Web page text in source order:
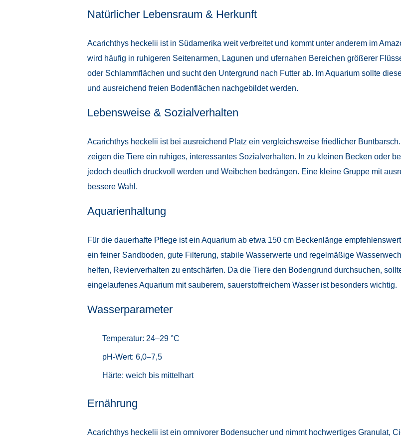
Natürlicher Lebensraum & Herkunft
Acarichthys heckelii ist in Südamerika weit verbreitet und kommt unter anderem im
wird häufig in ruhigeren Seitenarmen, Lagunen und ufernahen Bereichen größerer
oder Schlammflächen und sucht den Untergrund nach Futter ab. Im Aquarium sollte
und ausreichend freien Bodenflächen nachgebildet werden.
Lebensweise & Sozialverhalten
Acarichthys heckelii ist bei ausreichend Platz ein vergleichsweise friedlicher
zeigen die Tiere ein ruhiges, interessantes Sozialverhalten. In zu kleinen Becken oder
jedoch deutlich druckvoll werden und Weibchen bedrängen. Eine kleine Gruppe mit
bessere Wahl.
Aquarienhaltung
Für die dauerhafte Pflege ist ein Aquarium ab etwa 150 cm Beckenlänge
ein feiner Sandboden, gute Filterung, stabile Wasserwerte und regelmäßige
helfen, Revierverhalten zu entschärfen. Da die Tiere den Bodengrund durchsuchen,
eingelaufenes Aquarium mit sauberem, sauerstoffreichem Wasser ist besonders wichtig.
Wasserparameter
Temperatur: 24–29 °C
pH-Wert: 6,0–7,5
Härte: weich bis mittelhart
Ernährung
Acarichthys heckelii ist ein omnivorer Bodensucher und nimmt hochwertiges Granulat,